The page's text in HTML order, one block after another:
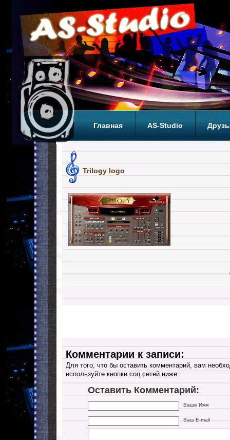
Главная AS-Studio
Trilogy logo
Комментарии к записи:
Для того, что бы оставить комментарий, вам
используйте кнопки соц сетей ниже:
Оставить Комментарий:
Ваше Имя
Ваш E-mail